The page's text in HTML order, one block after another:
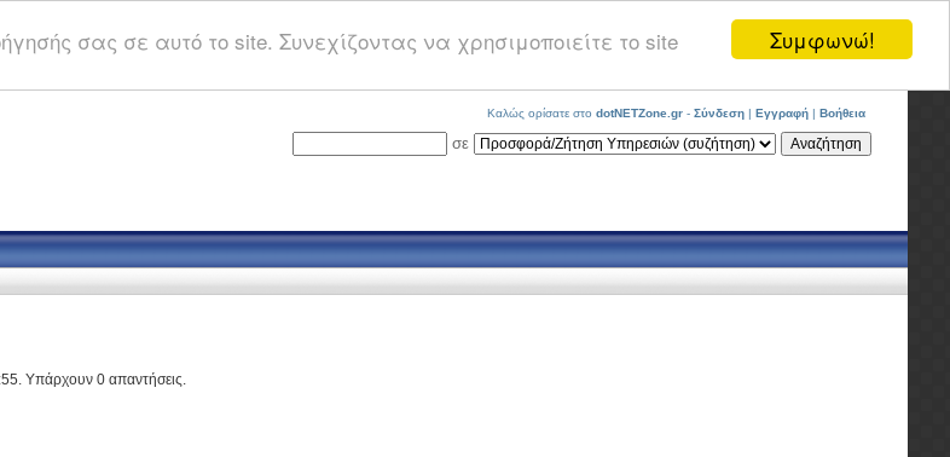
Συμφωνώ!
σας σε αυτό το site. Συνεχίζοντας να χρησιμοποιείτε το site
Καλώς ορίσατε στο dotNETZone.gr - Σύνδεση | Εγγραφή | Βοήθεια
σε
Υπάρχουν 0 απαντήσεις.